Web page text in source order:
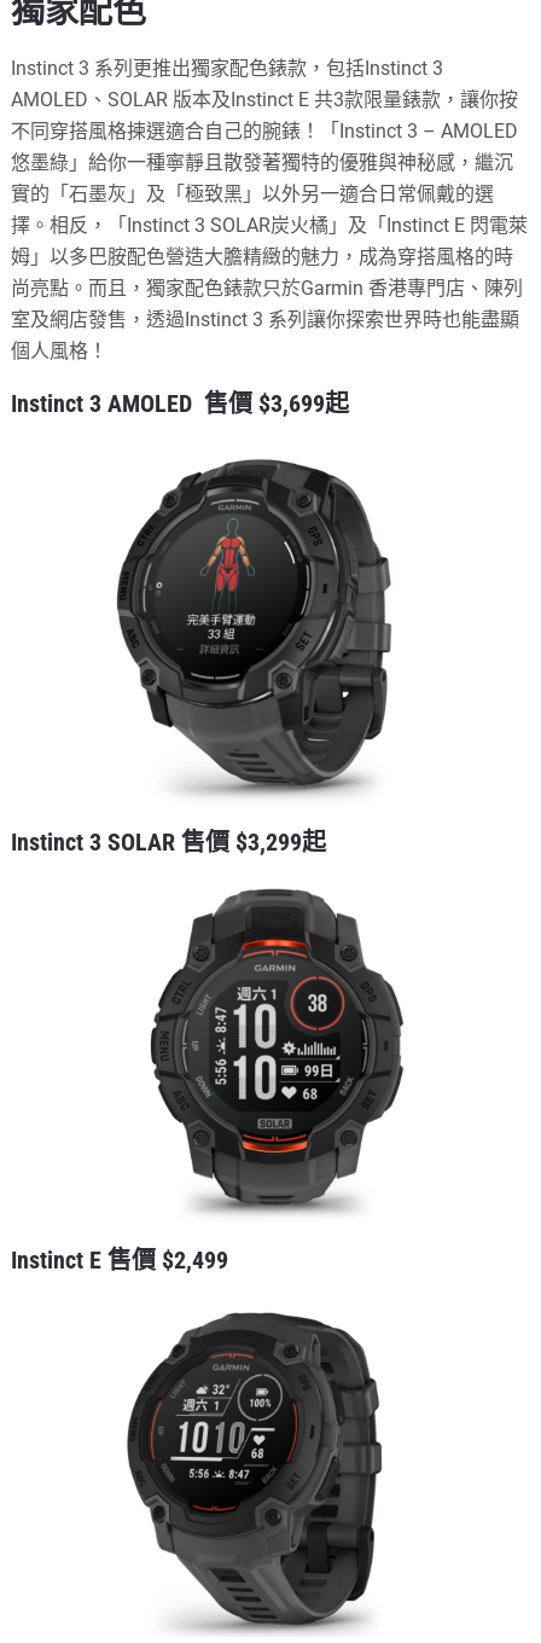
獨家配色
Instinct 3 系列更推出獨家配色錶款，包括Instinct 3
AMOLED、SOLAR 版本及Instinct E 共3款限量錶款，讓你按
不同穿搭風格揀選適合自己的腕錶！「Instinct 3 – AMOLED
悠墨綠」給你一種寧靜且散發著獨特的優雅與神秘感，繼沉
實的「石墨灰」及「極致黑」以外另一適合日常佩戴的選
擇。相反，「Instinct 3 SOLAR炭火橘」及「Instinct E 閃電萊
姆」以多巴胺配色營造大膽精緻的魅力，成為穿搭風格的時
尚亮點。而且，獨家配色錶款只於Garmin 香港專門店、陳列
室及網店發售，透過Instinct 3 系列讓你探索世界時也能盡顯
個人風格！
Instinct 3 AMOLED 售價 $3,699起
Instinct 3 SOLAR 售價 $3,299起
Instinct E 售價 $2,499